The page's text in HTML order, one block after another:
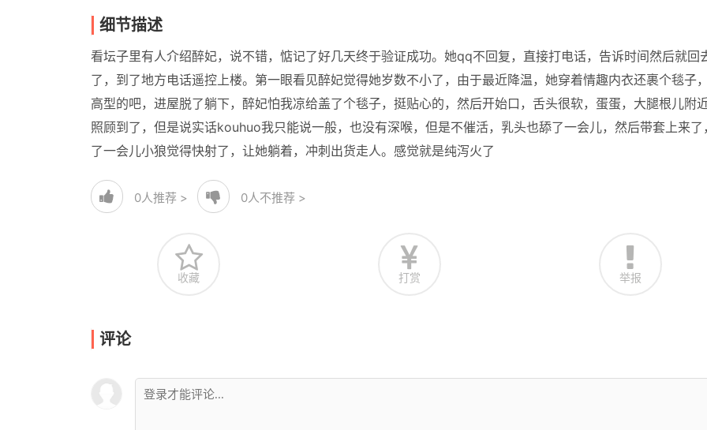
细节描述
看坛子里有人介绍醉妃，说不错，惦记了好几天终于验证成功。她qq不回复，直接打电话，告诉时间然后就回
了，到了地方电话遥控上楼。第一眼看见醉妃觉得她岁数不小了，由于最近降温，她穿着情趣内衣还裹个毯子
高型的吧，进屋脱了躺下，醉妃怕我凉给盖了个毯子，挺贴心的，然后开始口，舌头很软，蛋蛋，大腿根儿附
照顾到了，但是说实话kouhuo我只能说一般，也没有深喉，但是不催活，乳头也舔了一会儿，然后带套上来了
了一会儿小狼觉得快射了，让她躺着，冲刺出货走人。感觉就是纯泻火了
0人推荐 > 0人不推荐 >
收藏 打赏 举报
评论